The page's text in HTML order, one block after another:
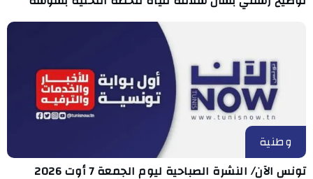
وطنية
تونس الآن/ النشرة الصباحية ليوم الجمعة 7 أوت 2026